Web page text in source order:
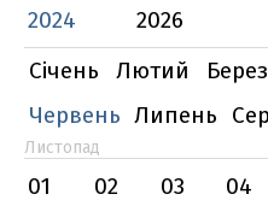
2024
2026
Січень
Лютий
Червень Липень
Листопад
01 02 03 04